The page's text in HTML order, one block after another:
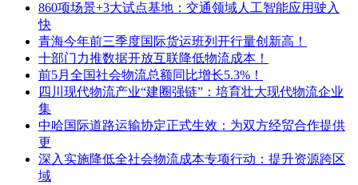
860项场景+3大试点基地：交通领域人工智能应用驶入
快
青海今年前三季度国际货运班列开行量创新高！
十部门力推数据开放互联降低物流成本！
前5月全国社会物流总额同比增长5.3%！
四川现代物流产业“建圈强链”：培育壮大现代物流企业
集
中哈国际道路运输协定正式生效：为双方经贸合作提供
更
深入实施降低全社会物流成本专项行动：提升资源跨区
域